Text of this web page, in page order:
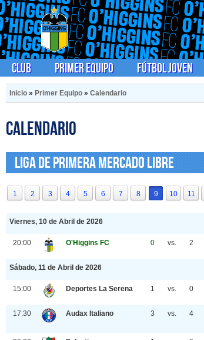
Club Primer Equipo Fútbol Joven
Inicio » Primer Equipo » Calendario
Calendario
Liga de Primera Mercado Libre
1 2 3 4 5 6 7 8 9 10 11
Viernes, 10 de Abril de 2026
20:00 O'Higgins FC 0 vs. 2
Sábado, 11 de Abril de 2026
15:00 Deportes La Serena 1 vs. 0
17:30 Audax Italiano 3 vs. 4